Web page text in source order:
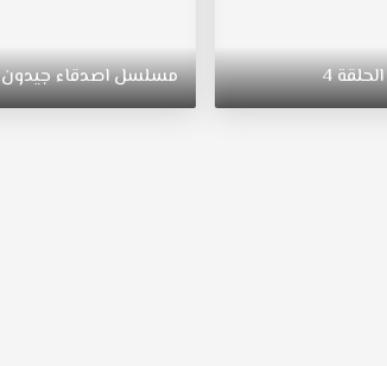
الحلقة4 مسلسلاصدقاءجيدون